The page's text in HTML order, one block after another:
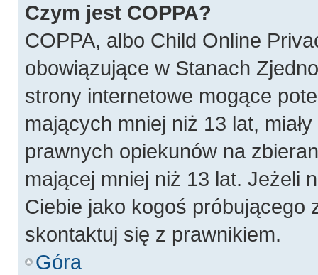
Czym jest COPPA?
COPPA, albo Child Online
obowiązujące w Stanach
strony internetowe mogące
mających mniej niż 13 lat,
prawnych opiekunów na
mającej mniej niż 13 lat. Jeżeli
Ciebie jako kogoś próbującego
skontaktuj się z prawnikiem.
Góra